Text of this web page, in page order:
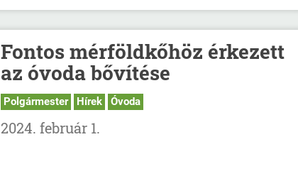
Fontos mérföldkőhöz érkezett
az óvoda bővítése
Polgármester Hírek Óvoda
2024. február 1.